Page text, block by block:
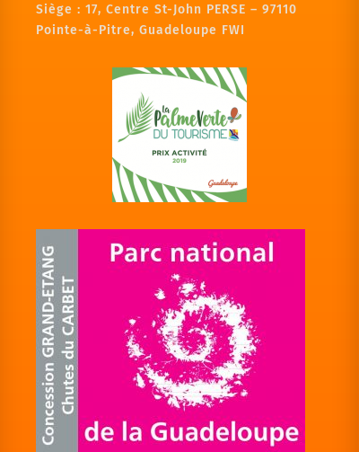
Siège : 17, Centre St-John PERSE – 97110
Pointe-à-Pitre, Guadeloupe FWI